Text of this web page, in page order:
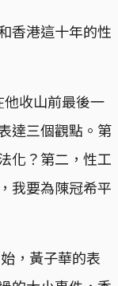
香港這十年的性
收山前最後一
達三個觀點。第
化？第二，性工
我要為陳冠希平
，黃子華的表